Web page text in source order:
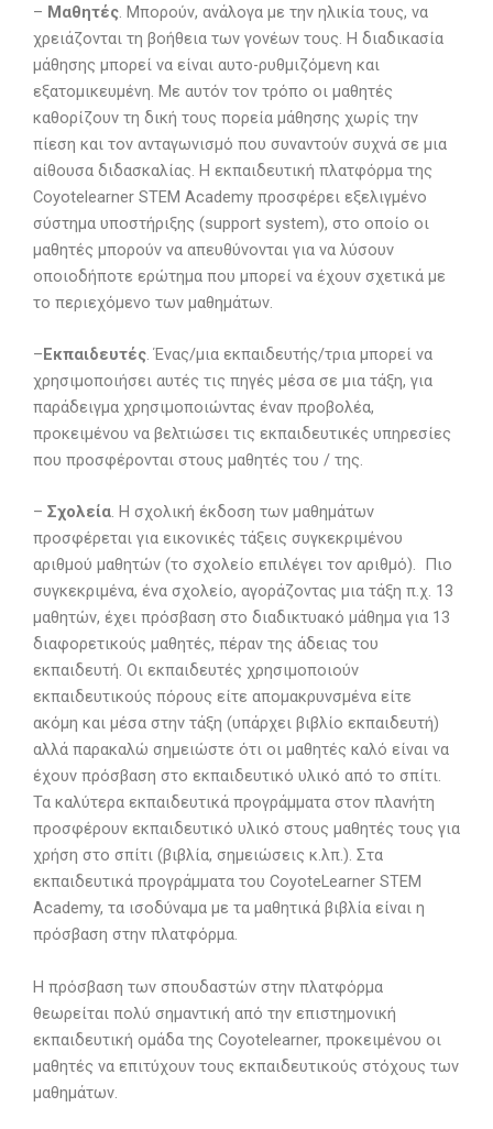
– Μαθητές . Μπορούν, ανάλογα με την ηλικία τους, να
χρειάζονται τη βοήθεια των γονέων τους. Η διαδικασία
μάθησης μπορεί να είναι αυτο-ρυθμιζόμενη και
εξατομικευμένη. Με αυτόν τον τρόπο οι μαθητές
καθορίζουν τη δική τους πορεία μάθησης χωρίς την
πίεση και τον ανταγωνισμό που συναντούν συχνά σε μια
αίθουσα διδασκαλίας. Η εκπαιδευτική πλατφόρμα της
Coyotelearner STEM Academy προσφέρει εξελιγμένο
σύστημα υποστήριξης (support system), στο οποίο οι
μαθητές μπορούν να απευθύνονται για να λύσουν
οποιοδήποτε ερώτημα που μπορεί να έχουν σχετικά με
το περιεχόμενο των μαθημάτων.
–Εκπαιδευτές. Ένας/μια εκπαιδευτής/τρια μπορεί να
χρησιμοποιήσει αυτές τις πηγές μέσα σε μια τάξη, για
παράδειγμα χρησιμοποιώντας έναν προβολέα,
προκειμένου να βελτιώσει τις εκπαιδευτικές υπηρεσίες
που προσφέρονται στους μαθητές του / της.
– Σχολεία. Η σχολική έκδοση των μαθημάτων
προσφέρεται για εικονικές τάξεις συγκεκριμένου
αριθμού μαθητών (το σχολείο επιλέγει τον αριθμό). Πιο
συγκεκριμένα, ένα σχολείο, αγοράζοντας μια τάξη π.χ. 13
μαθητών, έχει πρόσβαση στο διαδικτυακό μάθημα για 13
διαφορετικούς μαθητές, πέραν της άδειας του
εκπαιδευτή. Οι εκπαιδευτές χρησιμοποιούν
εκπαιδευτικούς πόρους είτε απομακρυνσμένα είτε
ακόμη και μέσα στην τάξη (υπάρχει βιβλίο εκπαιδευτή)
αλλά παρακαλώ σημειώστε ότι οι μαθητές καλό είναι να
έχουν πρόσβαση στο εκπαιδευτικό υλικό από το σπίτι.
Τα καλύτερα εκπαιδευτικά προγράμματα στον πλανήτη
προσφέρουν εκπαιδευτικό υλικό στους μαθητές τους για
χρήση στο σπίτι (βιβλία, σημειώσεις κ.λπ.). Στα
εκπαιδευτικά προγράμματα του CoyoteLearner STEM
Academy, τα ισοδύναμα με τα μαθητικά βιβλία είναι η
πρόσβαση στην πλατφόρμα.
Η πρόσβαση των σπουδαστών στην πλατφόρμα
θεωρείται πολύ σημαντική από την επιστημονική
εκπαιδευτική ομάδα της Coyotelearner, προκειμένου οι
μαθητές να επιτύχουν τους εκπαιδευτικούς στόχους των
μαθημάτων.